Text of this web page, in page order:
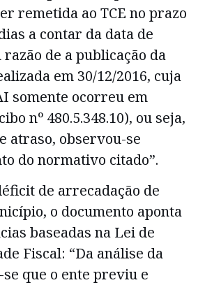
remetida ao TCE no prazo
a contar da data de
de a publicação da
em 30/12/2016, cuja
somente ocorreu em
nº 480.5.348.10), ou seja,
atraso, observou-se
do normativo citado”.
de arrecadação de
o documento aponta
baseadas na Lei de
Fiscal: “Da análise da
que o ente previu e